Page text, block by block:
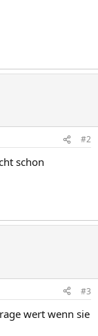
#2
schon
#3
wert wenn sie